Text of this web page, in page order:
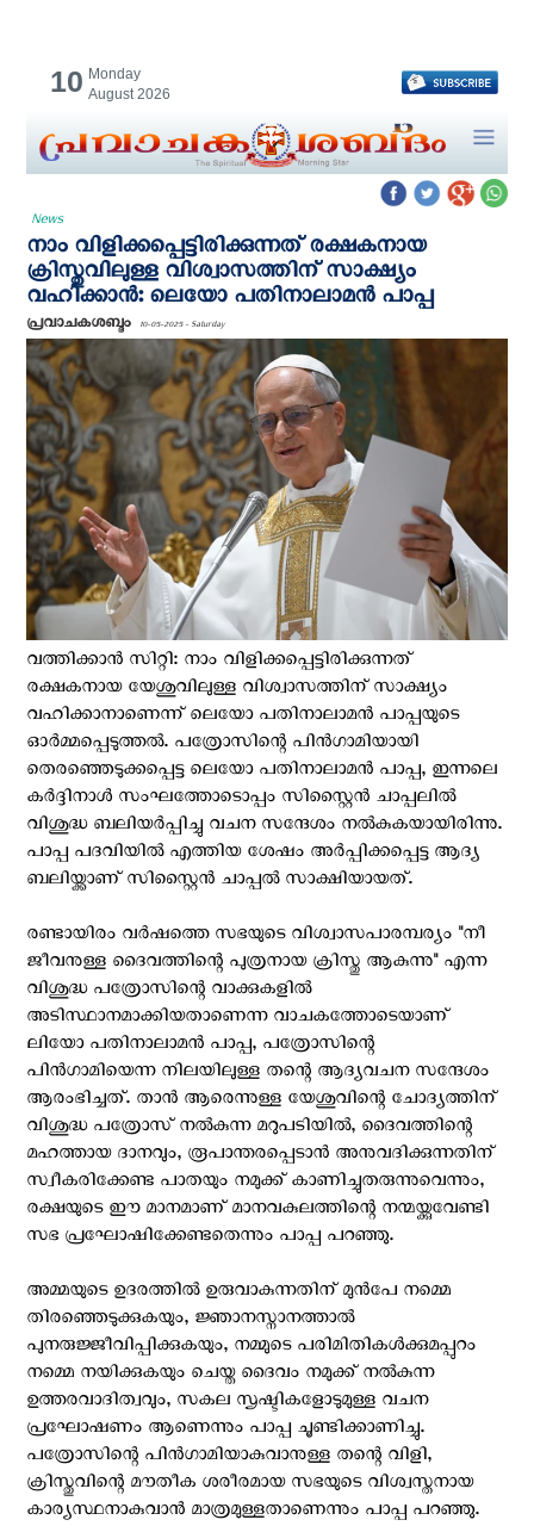
10 Monday
August 2026
News
നാം വിളിക്കപ്പെട്ടിരിക്കുന്നത് രക്ഷകനായ
ക്രിസ്തുവിലുള്ള വിശ്വാസത്തിന് സാക്ഷ്യം
വഹിക്കാൻ: ലെയോ പതിനാലാമൻ പാപ്പ
പ്രവാചകശബ്ദം 10-05-2025 - Saturday
വത്തിക്കാന്‍ സിറ്റി: നാം വിളിക്കപ്പെട്ടിരിക്കുന്നത്
രക്ഷകനായ യേശുവിലുള്ള വിശ്വാസത്തിന് സാക്ഷ്യം
വഹിക്കാനാണെന്ന് ലെയോ പതിനാലാമൻ പാപ്പയുടെ
ഓര്‍മ്മപ്പെടുത്തല്‍. പത്രോസിന്റെ പിൻഗാമിയായി
തെരഞ്ഞെടുക്കപ്പെട്ട ലെയോ പതിനാലാമൻ പാപ്പ, ഇന്നലെ
കർദ്ദിനാൾ സംഘത്തോടൊപ്പം സിസ്റ്റൈൻ ചാപ്പലിൽ
വിശുദ്ധ ബലിയർപ്പിച്ചു വചന സന്ദേശം നൽകുകയായിരിന്നു.
പാപ്പ പദവിയില്‍ എത്തിയ ശേഷം അര്‍പ്പിക്കപ്പെട്ട ആദ്യ
ബലിയ്ക്കാണ് സിസ്റ്റൈന്‍ ചാപ്പല്‍ സാക്ഷിയായത്.
രണ്ടായിരം വർഷത്തെ സഭയുടെ വിശ്വാസപാരമ്പര്യം "നീ
ജീവനുള്ള ദൈവത്തിന്റെ പുത്രനായ ക്രിസ്തു ആകുന്നു" എന്ന
വിശുദ്ധ പത്രോസിന്റെ വാക്കുകളിൽ
അടിസ്ഥാനമാക്കിയതാണെന്ന വാചകത്തോടെയാണ്
ലിയോ പതിനാലാമൻ പാപ്പ, പത്രോസിന്റെ
പിൻഗാമിയെന്ന നിലയിലുള്ള തന്റെ ആദ്യവചന സന്ദേശം
ആരംഭിച്ചത്. താൻ ആരെന്നുള്ള യേശുവിന്റെ ചോദ്യത്തിന്
വിശുദ്ധ പത്രോസ് നൽകുന്ന മറുപടിയിൽ, ദൈവത്തിന്റെ
മഹത്തായ ദാനവും, രൂപാന്തരപ്പെടാൻ അനുവദിക്കുന്നതിന്
സ്വീകരിക്കേണ്ട പാതയും നമുക്ക് കാണിച്ചുതരുന്നുവെന്നും,
രക്ഷയുടെ ഈ മാനമാണ് മാനവകുലത്തിന്റെ നന്മയ്ക്കുവേണ്ടി
സഭ പ്രഘോഷിക്കേണ്ടതെന്നും പാപ്പ പറഞ്ഞു.
അമ്മയുടെ ഉദരത്തിൽ ഉരുവാകുന്നതിന് മുൻപേ നമ്മെ
തിരഞ്ഞെടുക്കുകയും, ജ്ഞാനസ്നാനത്താൽ
പുനരുജ്ജീവിപ്പിക്കുകയും, നമ്മുടെ പരിമിതികൾക്കുമപ്പുറം
നമ്മെ നയിക്കുകയും ചെയ്ത ദൈവം നമുക്ക് നൽകുന്ന
ഉത്തരവാദിത്വവും, സകല സൃഷ്ടികളോടുമുള്ള വചന
പ്രഘോഷണം ആണെന്നും പാപ്പ ചൂണ്ടിക്കാണിച്ചു.
പത്രോസിന്റെ പിൻഗാമിയാകുവാനുള്ള തന്റെ വിളി,
ക്രിസ്തുവിന്റെ മൗതീക ശരീരമായ സഭയുടെ വിശ്വസ്തനായ
കാര്യസ്ഥനാകുവാൻ മാത്രമുള്ളതാണെന്നും പാപ്പ പറഞ്ഞു.